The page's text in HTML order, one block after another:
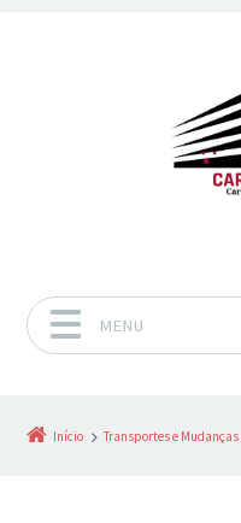
MENU
Início Transportes e Mudanças